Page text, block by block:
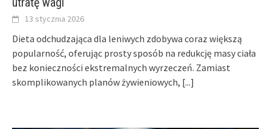
13 stycznia 2026
Dieta odchudzająca dla leniwych zdobywa coraz większą
popularność, oferując prosty sposób na redukcję masy ciała
bez konieczności ekstremalnych wyrzeczeń. Zamiast
skomplikowanych planów żywieniowych, [...]